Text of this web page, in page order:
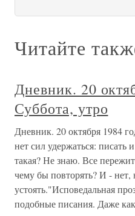
Читайте
Дневник. 20
Суббота, утро
Дневник. 20 октября 1984
нет сил удержаться: писать
такая? Не знаю. Все
чему бы повторять? И - нет,
устоять."Исповедальная
подобные писания. Даже